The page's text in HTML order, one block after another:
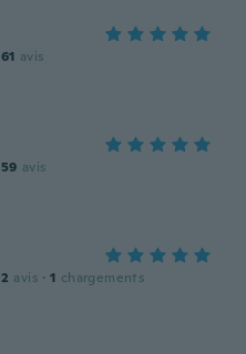
61 avis
59 avis
2 avis · 1 chargements